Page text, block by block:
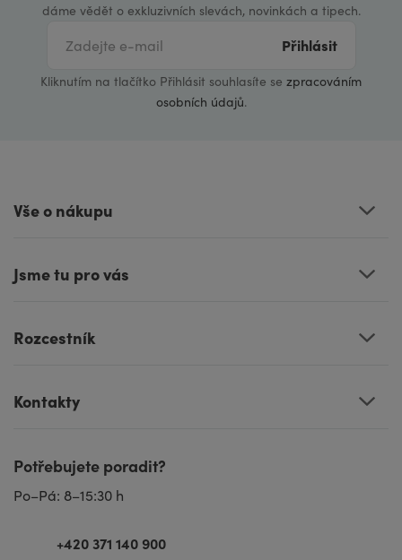
dáme vědět o exkluzivních slevách, novinkách a tipech.
Přihlásit
Kliknutím na tlačítko Přihlásit souhlasíte se zpracováním
osobních údajů.
Vše o nákupu
Jsme tu pro vás
Rozcestník
Kontakty
Potřebujete poradit?
Po–Pá: 8–15:30 h
+420 371 140 900